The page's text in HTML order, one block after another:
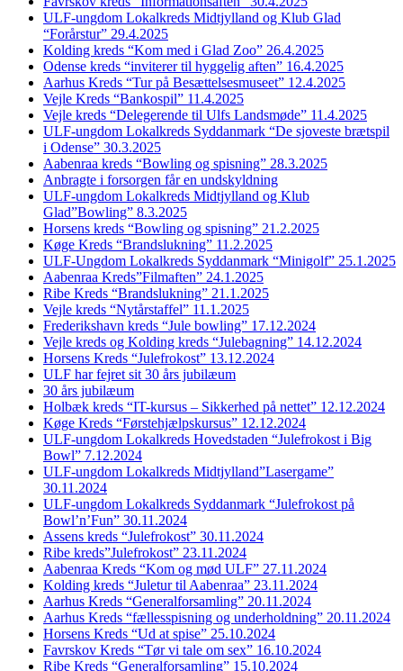
ULF-ungdom Lokalkreds Midtjylland og Klub Glad
“Forårstur” 29.4.2025
Kolding kreds “Kom med i Glad Zoo” 26.4.2025
Odense kreds “inviterer til hyggelig aften” 16.4.2025
Aarhus Kreds “Tur på Besættelsesmuseet” 12.4.2025
Vejle Kreds “Bankospil” 11.4.2025
Vejle kreds “Delegerende til Ulfs Landsmøde” 11.4.2025
ULF-ungdom Lokalkreds Syddanmark “De sjoveste brætspil
i Odense” 30.3.2025
Aabenraa kreds “Bowling og spisning” 28.3.2025
Anbragte i forsorgen får en undskyldning
ULF-ungdom Lokalkreds Midtjylland og Klub
Glad”Bowling” 8.3.2025
Horsens kreds “Bowling og spisning” 21.2.2025
Køge Kreds “Brandslukning” 11.2.2025
ULF-Ungdom Lokalkreds Syddanmark “Minigolf” 25.1.2025
Aabenraa Kreds”Filmaften” 24.1.2025
Ribe Kreds “Brandslukning” 21.1.2025
Vejle kreds “Nytårstaffel” 11.1.2025
Frederikshavn kreds “Jule bowling” 17.12.2024
Vejle kreds og Kolding kreds “Julebagning” 14.12.2024
Horsens Kreds “Julefrokost” 13.12.2024
ULF har fejret sit 30 års jubilæum
30 års jubilæum
Holbæk kreds “IT-kursus – Sikkerhed på nettet” 12.12.2024
Køge Kreds “Førstehjælpskursus” 12.12.2024
ULF-ungdom Lokalkreds Hovedstaden “Julefrokost i Big
Bowl” 7.12.2024
ULF-ungdom Lokalkreds Midtjylland”Lasergame”
30.11.2024
ULF-ungdom Lokalkreds Syddanmark “Julefrokost på
Bowl’n’Fun” 30.11.2024
Assens kreds “Julefrokost” 30.11.2024
Ribe kreds”Julefrokost” 23.11.2024
Aabenraa Kreds “Kom og mød ULF” 27.11.2024
Kolding kreds “Juletur til Aabenraa” 23.11.2024
Aarhus Kreds “Generalforsamling” 20.11.2024
Aarhus Kreds “fællesspisning og underholdning” 20.11.2024
Horsens Kreds “Ud at spise” 25.10.2024
Favrskov Kreds “Tør vi tale om sex” 16.10.2024
Ribe Kreds “Generalforsamling” 15.10.2024